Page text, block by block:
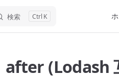
検索 K
after (Lodash